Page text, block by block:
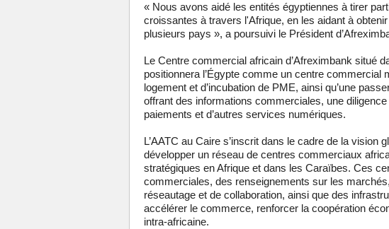
« Nous avons aidé les entités égyptiennes à tirer
croissantes à travers l'Afrique, en les aidant à
plusieurs pays », a poursuivi le Président
Le Centre commercial africain d’Afreximbank situé
positionnera l’Égypte comme un centre commercial
logement et d’incubation de PME, ainsi qu’une
offrant des informations commerciales, une
paiements et d’autres services numériques.
L’AATC au Caire s’inscrit dans le cadre de la vision
développer un réseau de centres commerciaux
stratégiques en Afrique et dans les Caraïbes. Ces
commerciales, des renseignements sur les
réseautage et de collaboration, ainsi que des
accélérer le commerce, renforcer la coopération
intra-africaine.